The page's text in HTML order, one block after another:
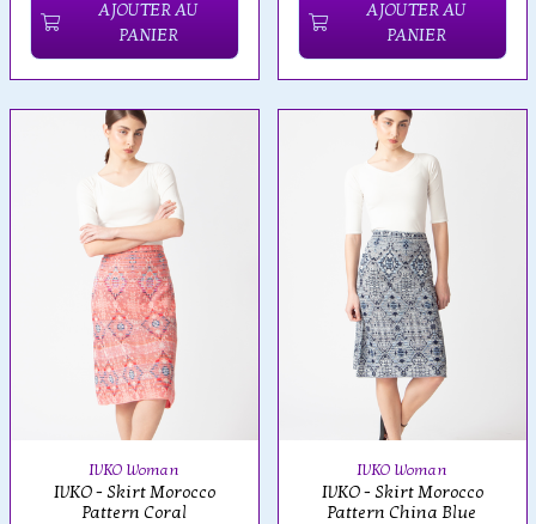
AJOUTER AU
PANIER
AJOUTER AU
PANIER
IVKO Woman
IVKO - Skirt Morocco
Pattern Coral
IVKO Woman
IVKO - Skirt Morocco
Pattern China Blue